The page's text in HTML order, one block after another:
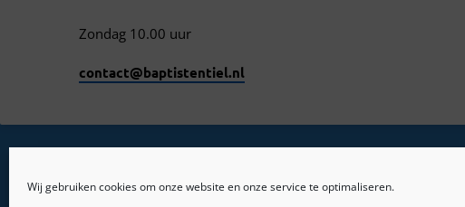
Wij gebruiken cookies om onze website en onze service te optimaliseren.
Zondag 10.00 uur
contact​@baptistentiel.nl